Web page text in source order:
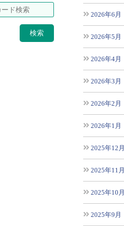
検索
2026年6月
2026年5月
2026年4月
2026年3月
2026年2月
2026年1月
2025年12月
2025年11月
2025年10月
2025年9月